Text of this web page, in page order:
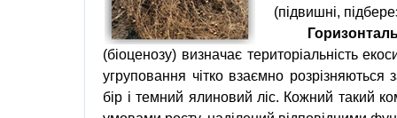
(підвишні,
(біоценозу) визначає територіальність
угруповання чітко взаємно розрізняються
бір і темний ялиновий ліс. Кожний такий